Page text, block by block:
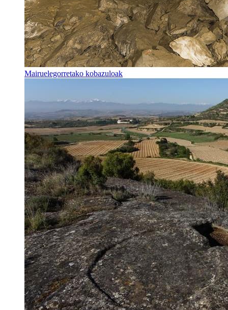
Mairuelegorretako kobazuloak